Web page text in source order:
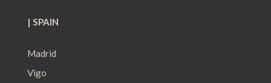
| SPAIN
Madrid
Vigo